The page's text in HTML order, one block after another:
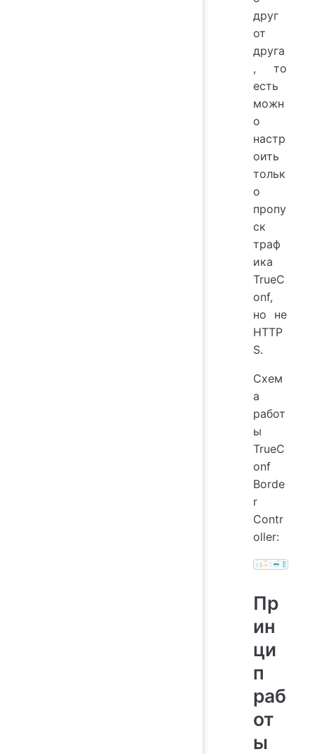
друг
от
друга
, то
есть
можн
о
настр
оить
тольк
о
пропу
ск
траф
ика
TrueC
onf,
но не
HTTP
S.
Схем
а
работ
ы
TrueC
onf
Borde
r
Contr
oller:
Пр
ин
ци
п
раб
от
ы